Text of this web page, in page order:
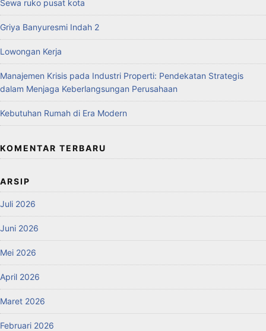
Sewa ruko pusat kota
Griya Banyuresmi Indah 2
Lowongan Kerja
Manajemen Krisis pada Industri Properti: Pendekatan Strategis
dalam Menjaga Keberlangsungan Perusahaan
Kebutuhan Rumah di Era Modern
KOMENTAR TERBARU
ARSIP
Juli 2026
Juni 2026
Mei 2026
April 2026
Maret 2026
Februari 2026